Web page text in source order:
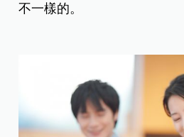
不一樣的。